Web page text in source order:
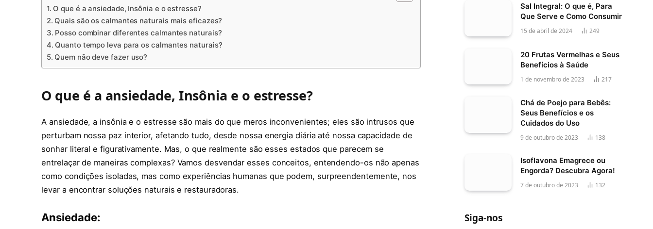
O que é a ansiedade, Insônia e o estresse?
Quais são os calmantes naturais mais eficazes?
Posso combinar diferentes calmantes naturais?
Quanto tempo leva para os calmantes naturais?
Quem não deve fazer uso?
O que é a ansiedade, Insônia e o estresse?
A ansiedade, a insônia e o estresse são mais do que meros inconvenientes; eles são intrusos que
perturbam nossa paz interior, afetando tudo, desde nossa energia diária até nossa capacidade de
sonhar literal e figurativamente. Mas, o que realmente são esses estados que parecem se
entrelaçar de maneiras complexas? Vamos desvendar esses conceitos, entendendo-os não apenas
como condições isoladas, mas como experiências humanas que podem, surpreendentemente, nos
levar a encontrar soluções naturais e restauradoras.
Ansiedade:
Sal Integral: O que é, Para
Que Serve e Como Consumir
15 de abril de 2024 249
20 Frutas Vermelhas e Seus
Benefícios à Saúde
1 de novembro de 2023 217
Chá de Poejo para Bebês:
Seus Benefícios e os
Cuidados do Uso
9 de outubro de 2023 138
Isoflavona Emagrece ou
Engorda? Descubra Agora!
7 de outubro de 2023 132
Siga-nos